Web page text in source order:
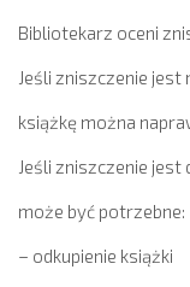
Bibliotekarz oceni
Jeśli zniszczenie jest
książkę można
Jeśli zniszczenie jest
może być potrzebne:
– odkupienie książki